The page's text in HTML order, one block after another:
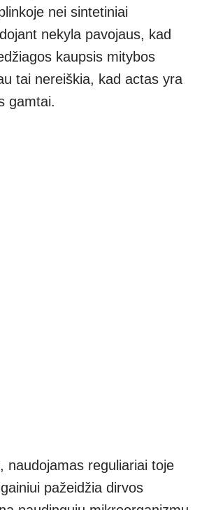
nei sintetiniai
nekyla pavojaus, kad
kaupsis mitybos
tai nereiškia, kad actas yra
gamtai.
naudojamas reguliariai toje
pažeidžia dirvos